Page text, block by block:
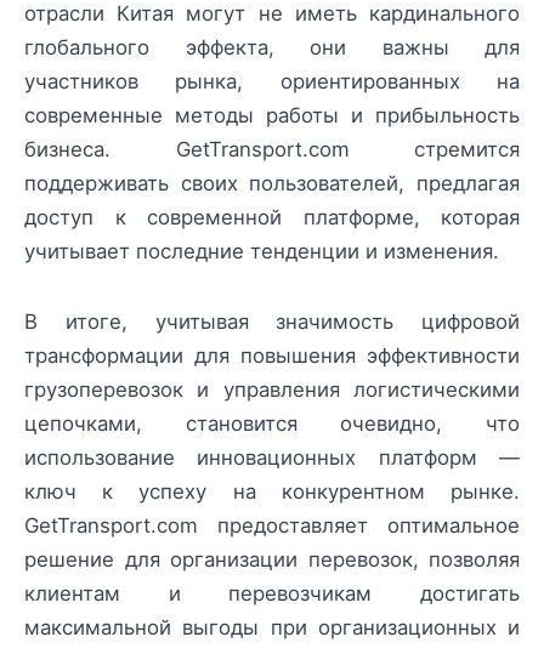
отрасли Китая могут не иметь кардинального
глобального эффекта, они важны для
участников рынка, ориентированных на
современные методы работы и прибыльность
бизнеса. GetTransport.com стремится
поддерживать своих пользователей, предлагая
доступ к современной платформе, которая
учитывает последние тенденции и изменения.
В итоге, учитывая значимость цифровой
трансформации для повышения эффективности
грузоперевозок и управления логистическими
цепочками, становится очевидно, что
использование инновационных платформ —
ключ к успеху на конкурентном рынке.
GetTransport.com предоставляет оптимальное
решение для организации перевозок, позволяя
клиентам и перевозчикам достигать
максимальной выгоды при организационных и